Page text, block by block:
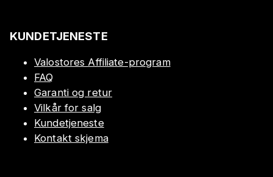
KUNDETJENESTE
Valostores Affiliate-program
FAQ
Garanti og retur
Vilkår for salg
Kundetjeneste
Kontakt skjema